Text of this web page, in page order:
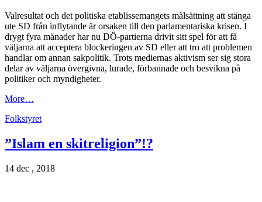
Valresultat och det politiska etablissemangets målsättning att stänga
ute SD från inflytande är orsaken till den parlamentariska krisen. I
drygt fyra månader har nu DÖ-partierna drivit sitt spel för att få
väljarna att acceptera blockeringen av SD eller att tro att problemen
handlar om annan sakpolitik. Trots mediernas aktivism ser sig stora
delar av väljarna övergivna, lurade, förbannade och besvikna på
politiker och myndigheter.
More…
Folkstyret
”Islam en skitreligion”!?
14 dec , 2018